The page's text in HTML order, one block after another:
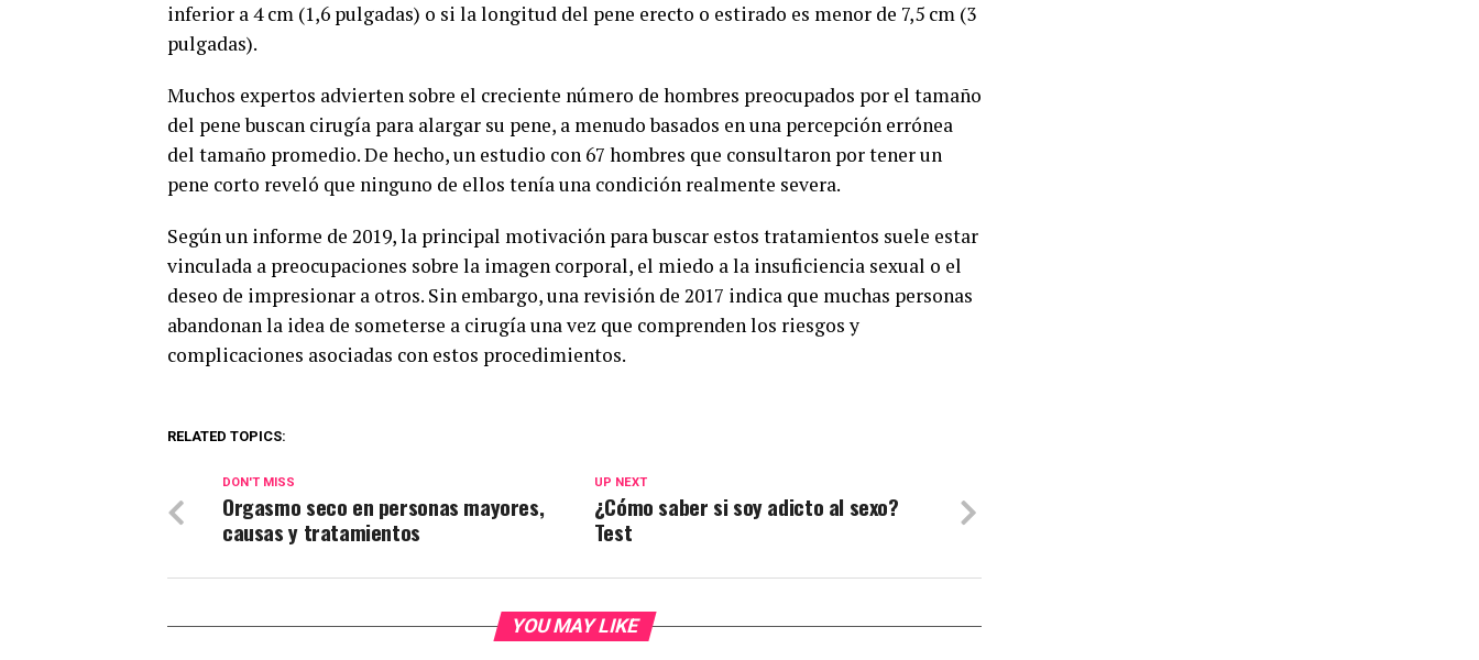
inferior a 4 cm (1,6 pulgadas) o si la longitud del pene erecto o estirado es menor de 7,5 cm (3
pulgadas).
Muchos expertos advierten sobre el creciente número de hombres preocupados por el tamaño
del pene buscan cirugía para alargar su pene, a menudo basados en una percepción errónea
del tamaño promedio. De hecho, un estudio con 67 hombres que consultaron por tener un
pene corto reveló que ninguno de ellos tenía una condición realmente severa.
Según un informe de 2019, la principal motivación para buscar estos tratamientos suele estar
vinculada a preocupaciones sobre la imagen corporal, el miedo a la insuficiencia sexual o el
deseo de impresionar a otros. Sin embargo, una revisión de 2017 indica que muchas personas
abandonan la idea de someterse a cirugía una vez que comprenden los riesgos y
complicaciones asociadas con estos procedimientos.
RELATED TOPICS:
UP NEXT
¿Cómo saber si soy adicto al sexo?
Test​
DON'T MISS
Orgasmo seco en personas mayores,
causas y tratamientos
YOU MAY LIKE